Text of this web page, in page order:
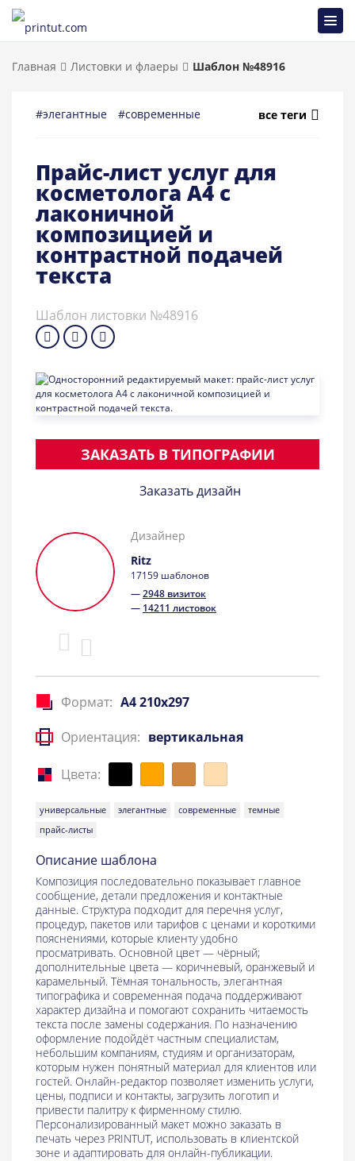
Главная Листовки и флаеры Шаблон №48916
#элегантные #современные #темныевсе теги
Прайс-лист услуг для
косметолога A4 с
лаконичной
композицией и
контрастной подачей
текста
Шаблон листовки №48916
ЗАКАЗАТЬ В ТИПОГРАФИИ
Заказать дизайн
Дизайнер
Ritz
17159 шаблонов
—2948 визиток
— 14211 листовок
Формат: A4 210x297
Ориентация: вертикальная
Цвета:
универсальные элегантные современные
темные
прайс-листы
Описание шаблона
Композиция последовательно показывает главное
сообщение, детали предложения и контактные
данные. Структура подходит для перечня услуг,
процедур, пакетов или тарифов с ценами и короткими
пояснениями, которые клиенту удобно
просматривать. Основной цвет — чёрный;
дополнительные цвета — коричневый, оранжевый и
карамельный. Тёмная тональность, элегантная
типографика и современная подача поддерживают
характер дизайна и помогают сохранить читаемость
текста после замены содержания. По назначению
оформление подойдёт частным специалистам,
небольшим компаниям, студиям и организаторам,
которым нужен понятный материал для клиентов или
гостей. Онлайн-редактор позволяет изменить услуги,
цены, подписи и контакты, загрузить логотип и
привести палитру к фирменному стилю.
Персонализированный макет можно заказать в
печать через PRINTUT, использовать в клиентской
зоне и адаптировать для онлайн-публикации.